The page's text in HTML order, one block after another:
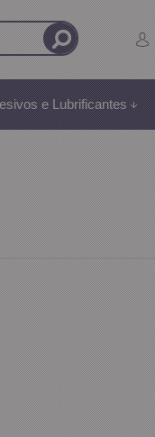
e Lubrificantes